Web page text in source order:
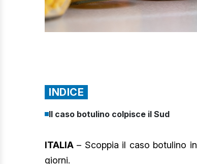
INDICE
Il caso botulino colpisce il Sud
ITALIA – Scoppia il caso botulino in
giorni.